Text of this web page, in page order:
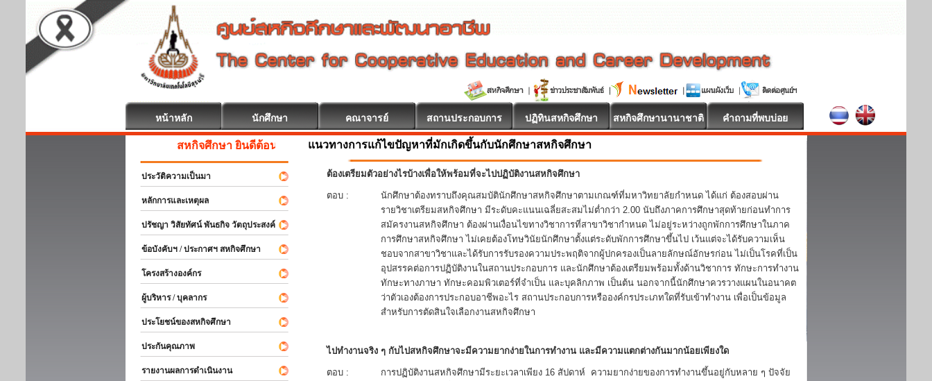
หน้าหลัก นักศึกษา คณาจารย์ สถานประกอบการ ปฏิทินสหกิจศึกษา สหกิจศึกษานานาชาติ คำถามที่พบบ่อย
สหกิจศึกษา ยินดีต้อนรับ
ประวัติความเป็นมา
หลักการและเหตุผล
ปรัชญา วิสัยทัศน์ พันธกิจ วัตถุประสงค์
ข้อบังคับฯ / ประกาศฯ สหกิจศึกษา
โครงสร้างองค์กร
ผู้บริหาร / บุคลากร
ประโยชน์ของสหกิจศึกษา
ประกันคุณภาพ
รายงานผลการดำเนินงาน
แนวทางการแก้ไขปัญหาที่มักเกิดขึ้นกับนักศึกษาสหกิจศึกษา
ต้องเตรียมตัวอย่างไรบ้างเพื่อให้พร้อมที่จะไปปฏิบัติงานสหกิจศึกษา
ตอบ :
นักศึกษาต้องทราบถึงคุณสมบัตินักศึกษาสหกิจศึกษาตามเกณฑ์ที่มหาวิทยาลัยกำหนด ได้แก่ ต้องสอบผ่าน
รายวิชาเตรียมสหกิจศึกษา มีระดับคะแนนเฉลี่ยสะสมไม่ต่ำกว่า 2.00 นับถึงภาคการศึกษาสุดท้ายก่อนทำการ
สมัครงานสหกิจศึกษา ต้องผ่านเงื่อนไขทางวิชาการที่สาขาวิชากำหนด ไม่อยู่ระหว่างถูกพักการศึกษาในภาค
การศึกษาสหกิจศึกษา ไม่เคยต้องโทษวินัยนักศึกษาตั้งแต่ระดับพักการศึกษาขึ้นไป เว้นแต่จะได้รับความเห็น
ชอบจากสาขาวิชาและได้รับการรับรองความประพฤติจากผู้ปกครองเป็นลายลักษณ์อักษรก่อน ไม่เป็นโรคที่เป็น
อุปสรรคต่อการปฏิบัติงานในสถานประกอบการ และนักศึกษาต้องเตรียมพร้อมทั้งด้านวิชาการ ทักษะการทำงาน
ทักษะทางภาษา ทักษะคอมพิวเตอร์ที่จำเป็น และบุคลิกภาพ เป็นต้น นอกจากนี้นักศึกษาควรวางแผนในอนาคต
ว่าตัวเองต้องการประกอบอาชีพอะไร สถานประกอบการหรือองค์กรประเภทใดที่รับเข้าทำงาน เพื่อเป็นข้อมูล
สำหรับการตัดสินใจเลือกงานสหกิจศึกษา
ไปทำงานจริง ๆ กับไปสหกิจศึกษาจะมีความยากง่ายในการทำงาน และมีความแตกต่างกันมากน้อยเพียงใด
ตอบ :
การปฏิบัติงานสหกิจศึกษามีระยะเวลาเพียง 16 สัปดาห์ ความยากง่ายของการทำงานขึ้นอยู่กับหลาย ๆ ปัจจัย